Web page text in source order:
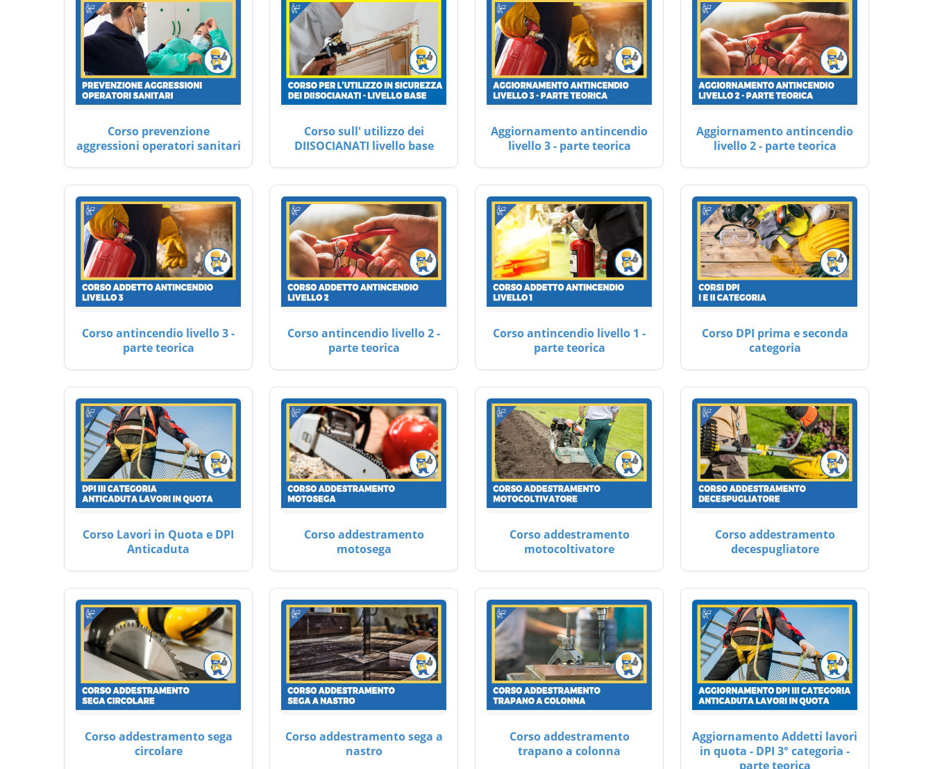
Corso prevenzione
aggressioni operatori sanitari
Corso sull' utilizzo dei
DIISOCIANATI livello base
Aggiornamento antincendio
livello 3 - parte teorica
Aggiornamento antincendio
livello 2 - parte teorica
Corso antincendio livello 3 -
parte teorica
Corso antincendio livello 2 -
parte teorica
Corso antincendio livello 1 -
parte teorica
Corso DPI prima e seconda
categoria
Corso Lavori in Quota e DPI
Anticaduta
Corso addestramento
motosega
Corso addestramento
motocoltivatore
Corso addestramento
decespugliatore
Corso addestramento sega
circolare
Corso addestramento sega a
nastro
Corso addestramento
trapano a colonna
Aggiornamento Addetti lavori
in quota - DPI 3° categoria -
parte teorica